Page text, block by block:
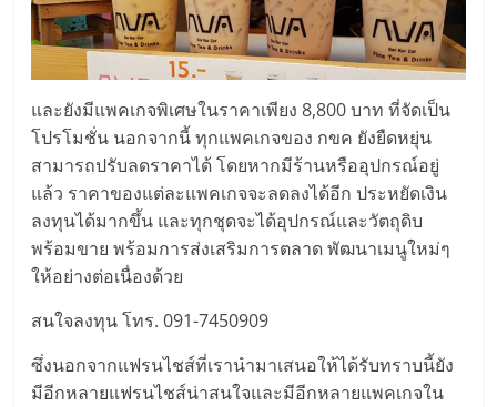
และยังมีแพคเกจพิเศษในราคาเพียง 8,800 บาท ที่จัดเป็น
โปรโมชั่น นอกจากนี้ ทุกแพคเกจของ กขค ยังยืดหยุ่น
สามารถปรับลดราคาได้ โดยหากมีร้านหรืออุปกรณ์อยู่
แล้ว ราคาของแต่ละแพคเกจจะลดลงได้อีก ประหยัดเงิน
ลงทุนได้มากขึ้น และทุกชุดจะได้อุปกรณ์และวัตถุดิบ
พร้อมขาย พร้อมการส่งเสริมการตลาด พัฒนาเมนูใหม่ๆ
ให้อย่างต่อเนื่องด้วย
สนใจลงทุน โทร. 091-7450909
ซึ่งนอกจากแฟรนไชส์ที่เรานำมาเสนอให้ได้รับทราบนี้ยัง
มีอีกหลายแฟรนไชส์น่าสนใจและมีอีกหลายแพคเกจใน